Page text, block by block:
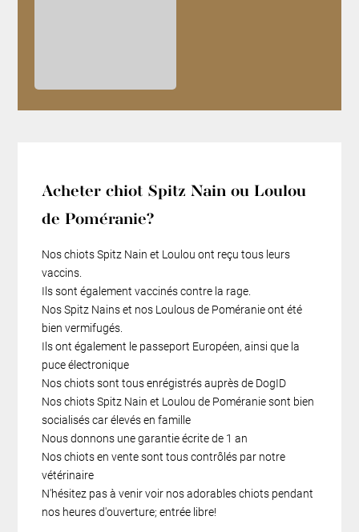
Acheter chiot Spitz Nain ou Loulou
de Poméranie?
Nos chiots Spitz Nain et Loulou ont reçu tous leurs
vaccins.
Ils sont également vaccinés contre la rage.
Nos Spitz Nains et nos Loulous de Poméranie ont été
bien vermifugés.
Ils ont également le passeport Européen, ainsi que la
puce électronique
Nos chiots sont tous enrégistrés auprès de DogID
Nos chiots Spitz Nain et Loulou de Poméranie sont bien
socialisés car élevés en famille
Nous donnons une garantie écrite de 1 an
Nos chiots en vente sont tous contrôlés par notre
vétérinaire
N'hésitez pas à venir voir nos adorables chiots pendant
nos heures d'ouverture; entrée libre!